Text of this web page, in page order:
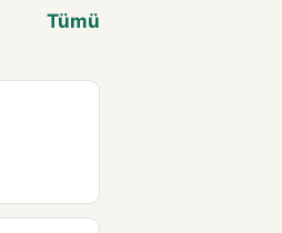
Tümü